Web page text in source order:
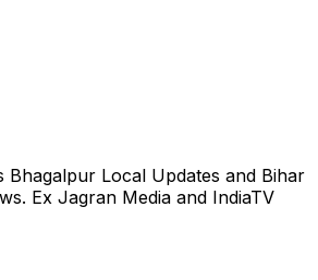
Bhagalpur Local Updates and Bihar
Ex Jagran Media and IndiaTV